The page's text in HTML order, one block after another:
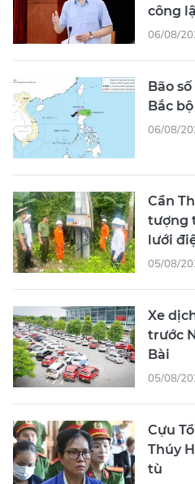
công
06/08/
Bão
Bắc
06/08/
Cần
tượng
lưới
05/08/
Xe
trước
Bài
05/08/
Cựu
Thúy
tù